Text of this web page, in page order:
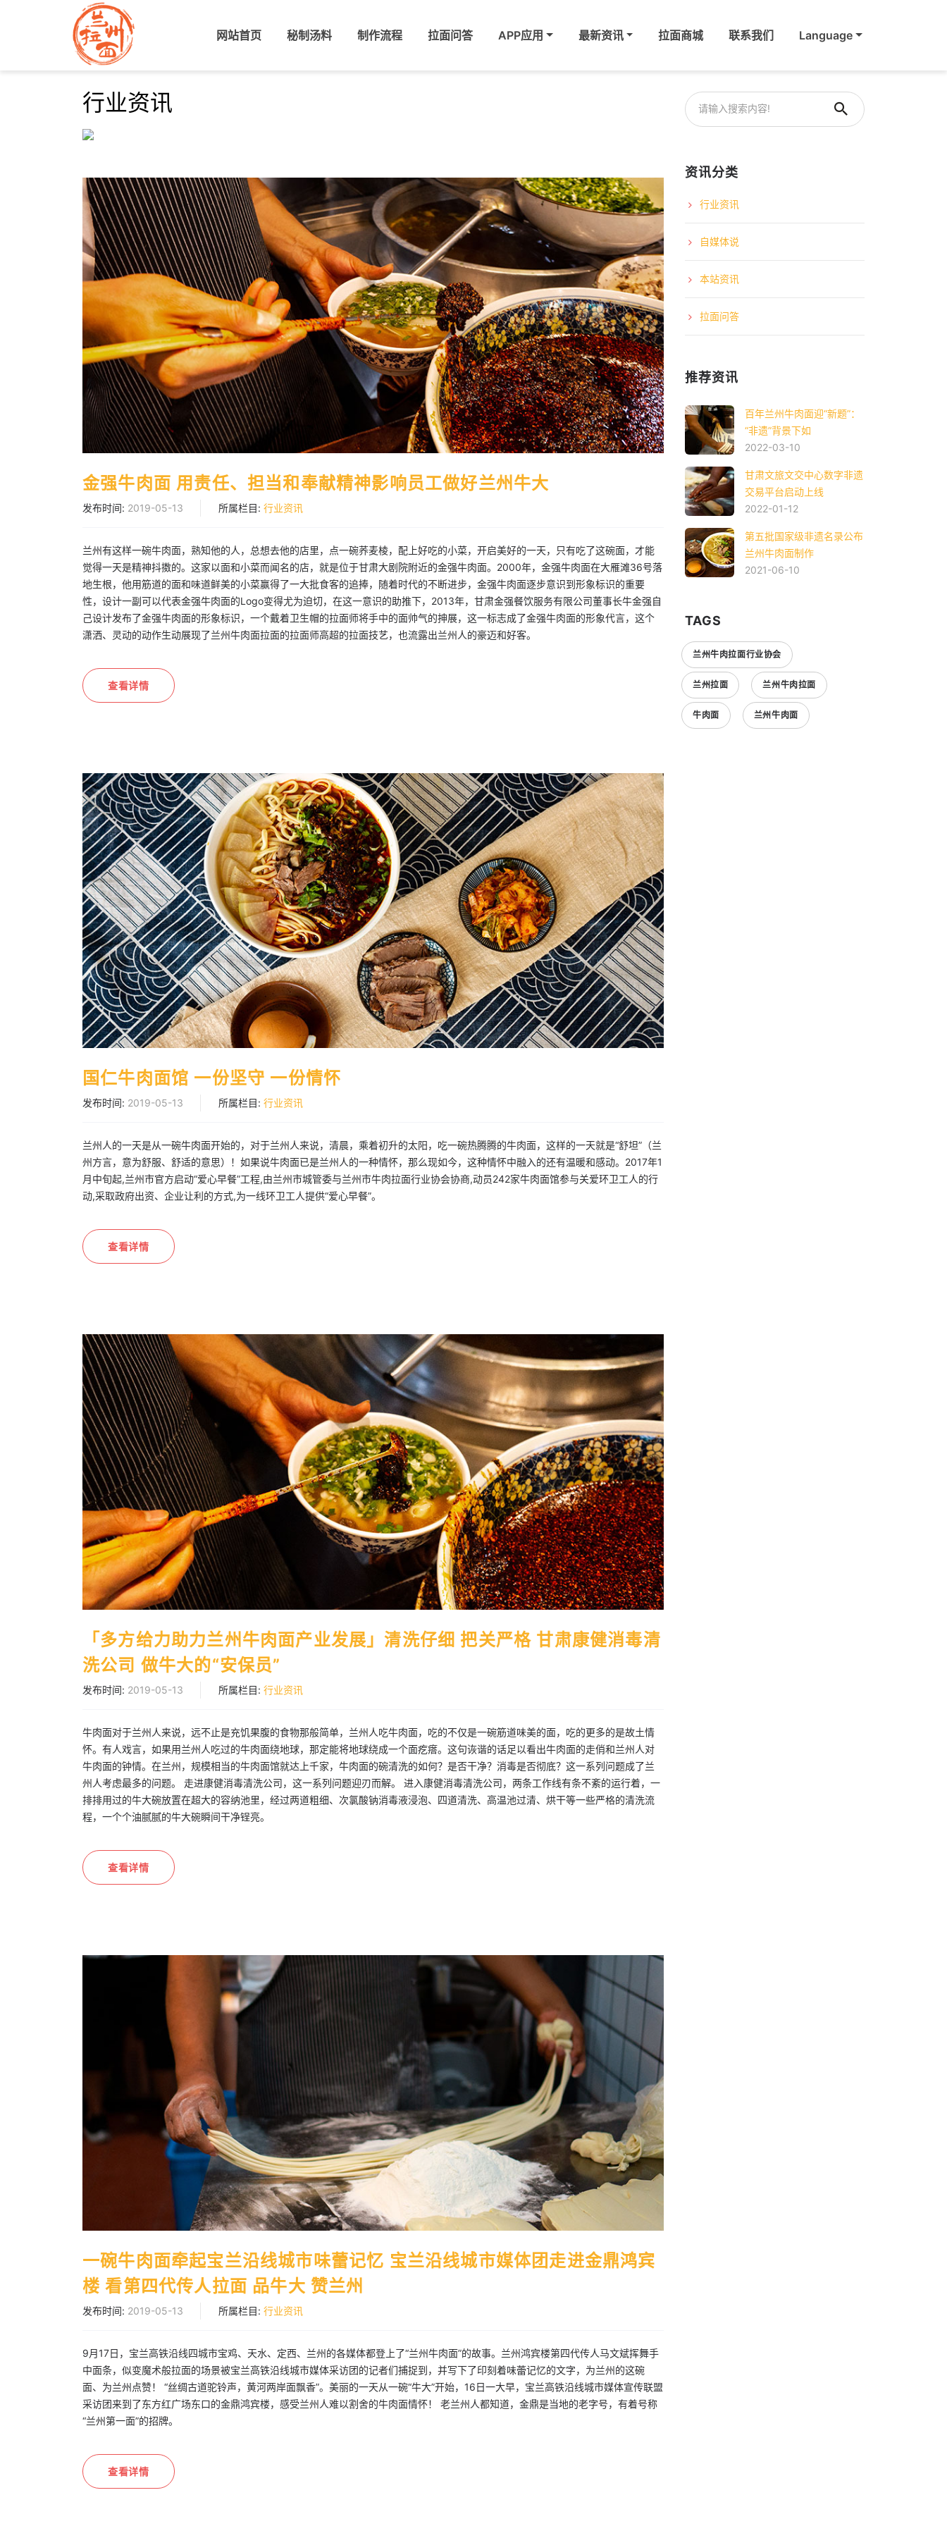
网站首页(current)秘制汤料 制作流程 拉面问答 APP应用 最新资讯 拉面商城 联系我们 Language
行业资讯
金强牛肉面 用责任、担当和奉献精神影响员工做好兰州牛大
发布时间: 2019-05-13 所属栏目: 行业资讯
兰州有这样一碗牛肉面，熟知他的人，总想去他的店里，点一碗荞麦棱，配上好吃的小菜，开启美好的一天，只有吃了这碗面，才能
觉得一天是精神抖擞的。这家以面和小菜而闻名的店，就是位于甘肃大剧院附近的金强牛肉面。2000年，金强牛肉面在大雁滩36号落
地生根，他用筋道的面和味道鲜美的小菜赢得了一大批食客的追捧，随着时代的不断进步，金强牛肉面逐步意识到形象标识的重要
性，设计一副可以代表金强牛肉面的Logo变得尤为迫切，在这一意识的助推下，2013年，甘肃金强餐饮服务有限公司董事长牛金强自
己设计发布了金强牛肉面的形象标识，一个戴着卫生帽的拉面师将手中的面帅气的抻展，这一标志成了金强牛肉面的形象代言，这个
潇洒、灵动的动作生动展现了兰州牛肉面拉面的拉面师高超的拉面技艺，也流露出兰州人的豪迈和好客。
查看详情
国仁牛肉面馆 一份坚守 一份情怀
发布时间: 2019-05-13 所属栏目: 行业资讯
兰州人的一天是从一碗牛肉面开始的，对于兰州人来说，清晨，乘着初升的太阳，吃一碗热腾腾的牛肉面，这样的一天就是“舒坦”（兰
州方言，意为舒服、舒适的意思）！如果说牛肉面已是兰州人的一种情怀，那么现如今，这种情怀中融入的还有温暖和感动。2017年1
月中旬起,兰州市官方启动“爱心早餐”工程,由兰州市城管委与兰州市牛肉拉面行业协会协商,动员242家牛肉面馆参与关爱环卫工人的行
动,采取政府出资、企业让利的方式,为一线环卫工人提供“爱心早餐”。
查看详情
「多方给力助力兰州牛肉面产业发展」清洗仔细 把关严格 甘肃康健消毒清
洗公司 做牛大的“安保员”
发布时间: 2019-05-13 所属栏目: 行业资讯
牛肉面对于兰州人来说，远不止是充饥果腹的食物那般简单，兰州人吃牛肉面，吃的不仅是一碗筋道味美的面，吃的更多的是故土情
怀。有人戏言，如果用兰州人吃过的牛肉面绕地球，那定能将地球绕成一个面疙瘩。这句诙谐的话足以看出牛肉面的走俏和兰州人对
牛肉面的钟情。在兰州，规模相当的牛肉面馆就达上千家，牛肉面的碗清洗的如何？是否干净？消毒是否彻底？这一系列问题成了兰
州人考虑最多的问题。 走进康健消毒清洗公司，这一系列问题迎刃而解。 进入康健消毒清洗公司，两条工作线有条不紊的运行着，一
排排用过的牛大碗放置在超大的容纳池里，经过两道粗细、次氯酸钠消毒液浸泡、四道清洗、高温池过清、烘干等一些严格的清洗流
程，一个个油腻腻的牛大碗瞬间干净锃亮。
查看详情
一碗牛肉面牵起宝兰沿线城市味蕾记忆 宝兰沿线城市媒体团走进金鼎鸿宾
楼 看第四代传人拉面 品牛大 赞兰州
发布时间: 2019-05-13 所属栏目: 行业资讯
9月17日，宝兰高铁沿线四城市宝鸡、天水、定西、兰州的各媒体都登上了“兰州牛肉面”的故事。兰州鸿宾楼第四代传人马文斌挥舞手
中面条，似变魔术般拉面的场景被宝兰高铁沿线城市媒体采访团的记者们捕捉到，并写下了印刻着味蕾记忆的文字，为兰州的这碗
面、为兰州点赞！ “丝绸古道驼铃声，黄河两岸面飘香”。美丽的一天从一碗“牛大”开始，16日一大早，宝兰高铁沿线城市媒体宣传联盟
采访团来到了东方红广场东口的金鼎鸿宾楼，感受兰州人难以割舍的牛肉面情怀！ 老兰州人都知道，金鼎是当地的老字号，有着号称
“兰州第一面”的招牌。
查看详情
资讯分类
行业资讯
自媒体说
本站资讯
拉面问答
推荐资讯
百年兰州牛肉面迎“新题”：
“非遗”背景下如
2022-03-10
甘肃文旅文交中心数字非遗
交易平台启动上线
2022-01-12
第五批国家级非遗名录公布
兰州牛肉面制作
2021-06-10
TAGS
兰州牛肉拉面行业协会
兰州拉面 兰州牛肉拉面
牛肉面 兰州牛肉面